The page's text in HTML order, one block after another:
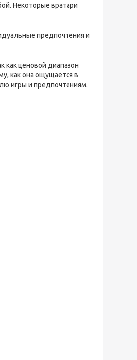
Некоторые вратари
предпочтения и
как ценовой диапазон
как она ощущается в
игры и предпочтениям.